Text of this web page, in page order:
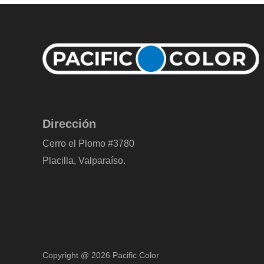
Dirección
Cerro el Plomo #3780
Placilla, Valparaíso.
Copyright @ 2026 Pacific Color